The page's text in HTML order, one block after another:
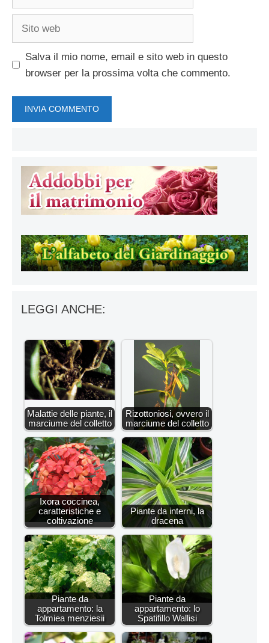
Salva il mio nome, email e sito web in questo
browser per la prossima volta che commento.
LEGGI ANCHE:
Malattie delle piante, il
marciume del colletto
Rizottoniosi, ovvero il
marciume del colletto
Ixora coccinea,
caratteristiche e
coltivazione
Piante da interni, la
dracena
Piante da
appartamento: la
Tolmiea menziesii
Piante da
appartamento: lo
Spatifillo Wallisi